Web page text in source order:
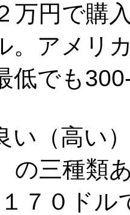
万円で購
。アメリ
低でも
い（高
三種類
７０ドル